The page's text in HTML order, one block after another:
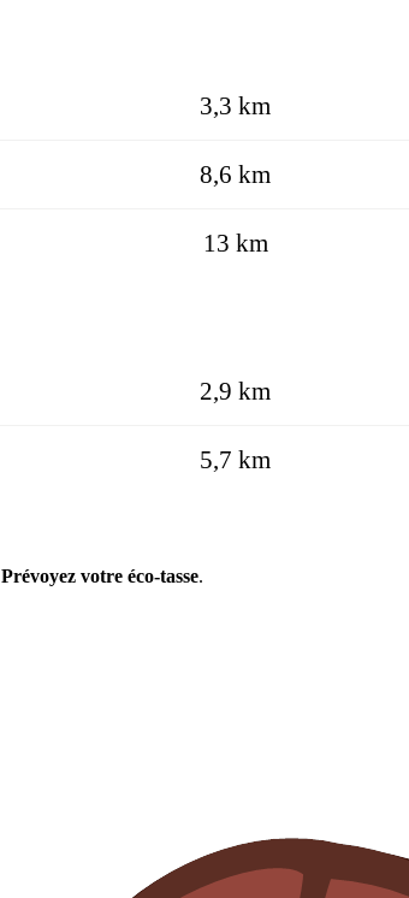
3,3 km
8,6 km
13 km
2,9 km
5,7 km
Prévoyez votre éco-tasse.